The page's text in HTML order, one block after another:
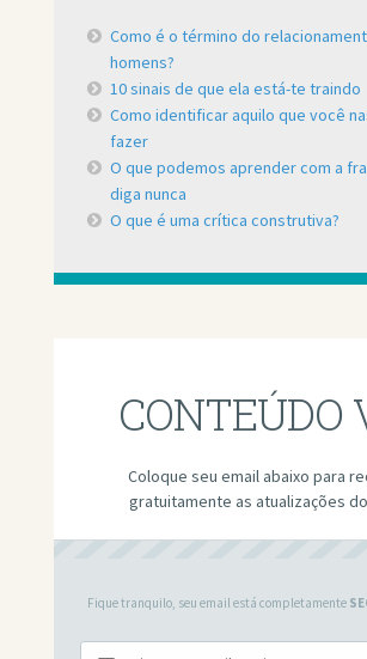
Como é o término do
homens?
10 sinais de que ela está-te traindo
Como identificar aquilo que você
fazer
O que podemos aprender com a
diga nunca
O que é uma crítica construtiva?
CONTEÚDO
Coloque seu email abaixo para
gratuitamente as atualizações
Fique tranquilo, seu email está completamente